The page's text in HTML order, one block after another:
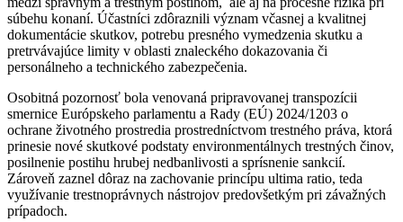
súbehu konaní. Účastníci zdôraznili význam včasnej a kvalitnej
dokumentácie skutkov, potrebu presného vymedzenia skutku a
pretrvávajúce limity v oblasti znaleckého dokazovania či
personálneho a technického zabezpečenia.
Osobitná pozornosť bola venovaná pripravovanej transpozícii
smernice Európskeho parlamentu a Rady (EÚ) 2024/1203 o
ochrane životného prostredia prostredníctvom trestného práva, ktorá
prinesie nové skutkové podstaty environmentálnych trestných činov,
posilnenie postihu hrubej nedbanlivosti a sprísnenie sankcií.
Zároveň zaznel dôraz na zachovanie princípu ultima ratio, teda
využívanie trestnoprávnych nástrojov predovšetkým pri závažných
prípadoch.